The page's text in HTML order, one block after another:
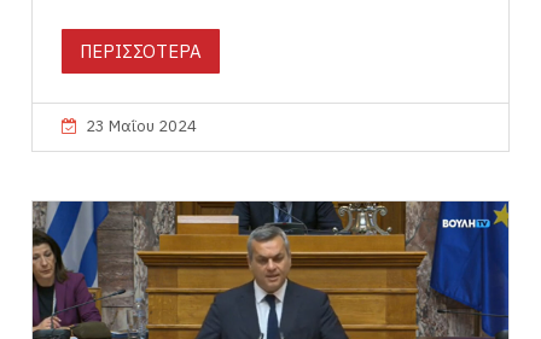
ΠΕΡΙΣΣΟΤΕΡΑ
23 Μαΐου 2024